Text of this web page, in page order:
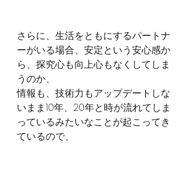
さらに、生活をともにするパートナ
ーがいる場合、安定という安心感か
ら、探究心も向上心もなくしてしま
うのか、
情報も、技術力もアップデートしな
いまま10年、20年と時が流れてしま
っているみたいなことが起こってき
ているので、